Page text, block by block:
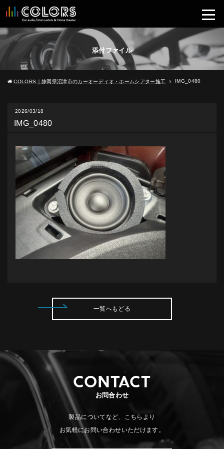
添付ファイル
COLORS｜静岡県沼津市のカーオーディオ・ホームシアター施工 IMG_0480
2026/03/18
IMG_0480
一覧へもどる
CONTACT
お問合わせ
製品についてなど、こちらより
お気軽にお問い合わせいただけます。